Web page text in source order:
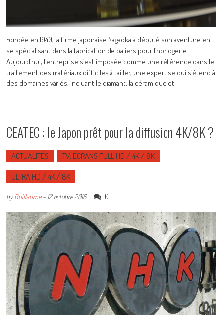
Fondée en 1940, la firme japonaise Nagaoka a débuté son aventure en
se spécialisant dans la fabrication de paliers pour l’horlogerie.
Aujourd’hui, l’entreprise s’est imposée comme une référence dans le
traitement des matériaux difficiles à tailler, une expertise qui s’étend à
des domaines variés, incluant le diamant, la céramique et
CEATEC : le Japon prêt pour la diffusion 4K/8K ?
ACTUALITÉS TV, ÉCRANS FULL HD / 4K / 8K
ULTRA HD / 4K / 8K
byGuillaume- 12 octobre 2016 0